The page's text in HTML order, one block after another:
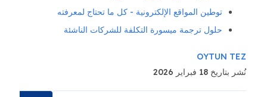
توطين المواقع الإلكترونية - كل ما تحتاج لمعرفته
حلول ترجمة ميسورة التكلفة للشركات الناشئة
OYTUN TEZ
نُشر بتاريخ 18 فبراير 2026